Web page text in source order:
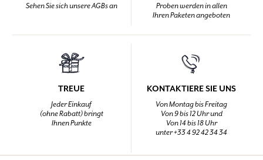
Sehen Sie sich unsere AGBs an
Proben werden in allen
Ihren Paketen angeboten
TREUE
Jeder Einkauf
(ohne Rabatt) bringt
Ihnen Punkte
KONTAKTIERE SIE UNS
Von Montag bis Freitag
Von 9 bis 12 Uhr und
Von 14 bis 18 Uhr
unter +33 4 92 42 34 34